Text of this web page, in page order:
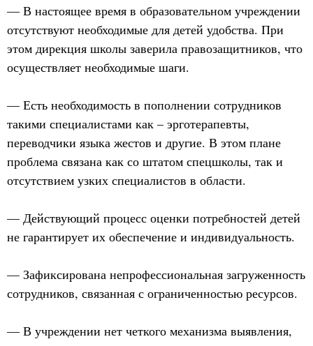
— В настоящее время в образовательном учреждении
отсутствуют необходимые для детей удобства. При
этом дирекция школы заверила правозащитников, что
осуществляет необходимые шаги.
— Есть необходимость в пополнении сотрудников
такими специалистами как – эрготерапевты,
переводчики языка жестов и другие. В этом плане
проблема связана как со штатом спецшколы, так и
отсутствием узких специалистов в области.
— Действующий процесс оценки потребностей детей
не гарантирует их обеспечение и индивидуальность.
— Зафиксирована непрофессиональная загруженность
сотрудников, связанная с ограниченностью ресурсов.
— В учреждении нет четкого механизма выявления,